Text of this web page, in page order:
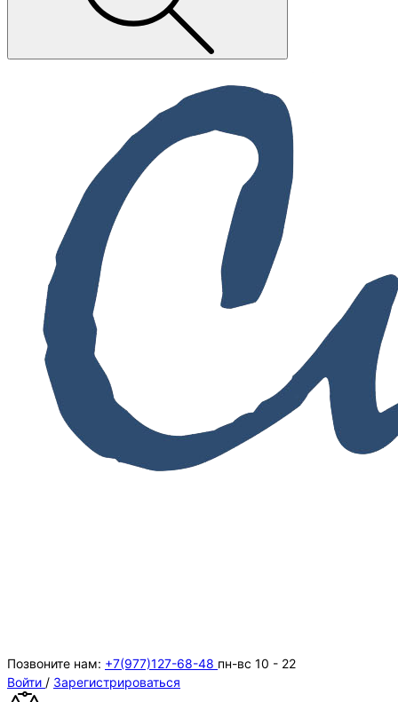
Позвоните нам: +7(977)127-68-48 пн-вс 10 - 22
Войти / Зарегистрироваться